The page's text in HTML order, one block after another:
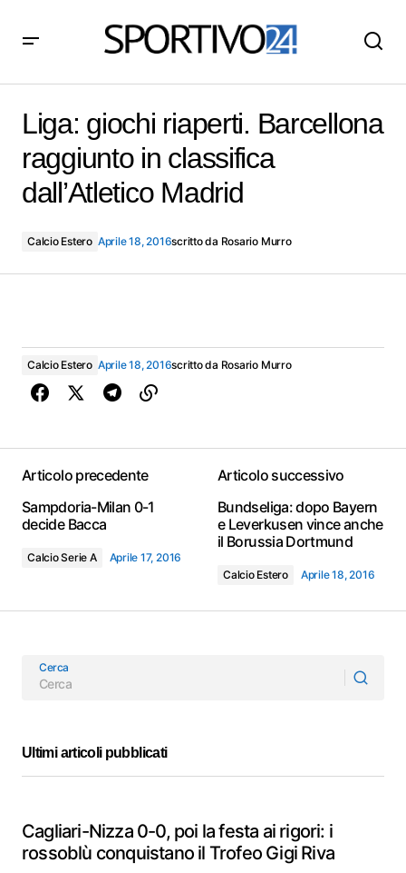
dall’Atletico Madrid
Liga: giochi riaperti. Barcellona
raggiunto in classifica
dall’Atletico Madrid
Calcio Estero Aprile 18, 2016scritto da Rosario Murro
Calcio Estero Aprile 18, 2016scritto da Rosario Murro
Articolo precedente
Sampdoria-Milan 0-1
decide Bacca
Calcio Serie A Aprile 17, 2016
Articolo successivo
Bundseliga: dopo Bayern
e Leverkusen vince anche
il Borussia Dortmund
Calcio Estero Aprile 18, 2016
Cerca
Ultimi articoli pubblicati
Cagliari-Nizza 0-0, poi la festa ai rigori: i
rossoblù conquistano il Trofeo Gigi Riva